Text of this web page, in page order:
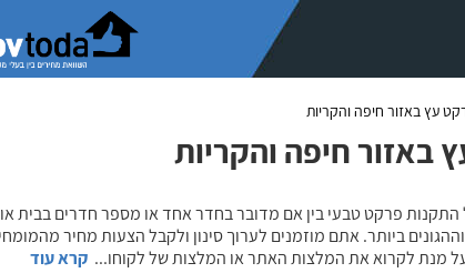
עץ באזור חיפה והקריות
באזור חיפה והקריות
פרקט טבעי בין אם מדובר בחדר אחד או מספר חדרים בבית
ביותר. אתם מוזמנים לערוך סינון ולקבל הצעות מחיר
מנת לקרוא את המלצות האתר או המלצות של לקוחו... קרא עוד